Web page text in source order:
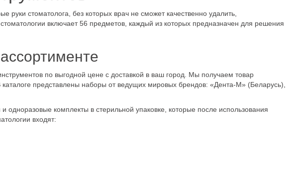
руки стоматолога, без которых врач не сможет качественно удалить,
включает 56 предметов, каждый из которых предназначен для решения
по выгодной цене с доставкой в ваш город. Мы получаем товар
представлены наборы от ведущих мировых брендов: «Дента-М» (Беларусь),
комплекты в стерильной упаковке, которые после использования
входят: